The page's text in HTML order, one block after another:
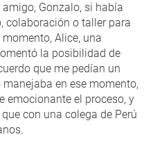
Gonzalo, si había
colaboración o taller para
Alice, una
la posibilidad de
que me pedían un
en ese momento,
emocionante el proceso, y
con una colega de Perú